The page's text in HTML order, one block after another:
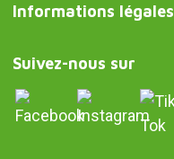
Informations légales
Suivez-nous sur